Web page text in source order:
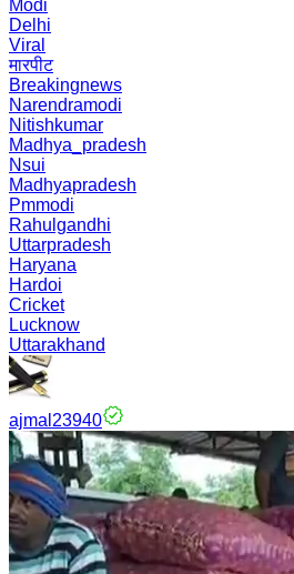
Modi
Delhi
Viral
मारपीट
Breakingnews
Narendramodi
Nitishkumar
Madhya_pradesh
Nsui
Madhyapradesh
Pmmodi
Rahulgandhi
Uttarpradesh
Haryana
Hardoi
Cricket
Lucknow
Uttarakhand
ajmal23940